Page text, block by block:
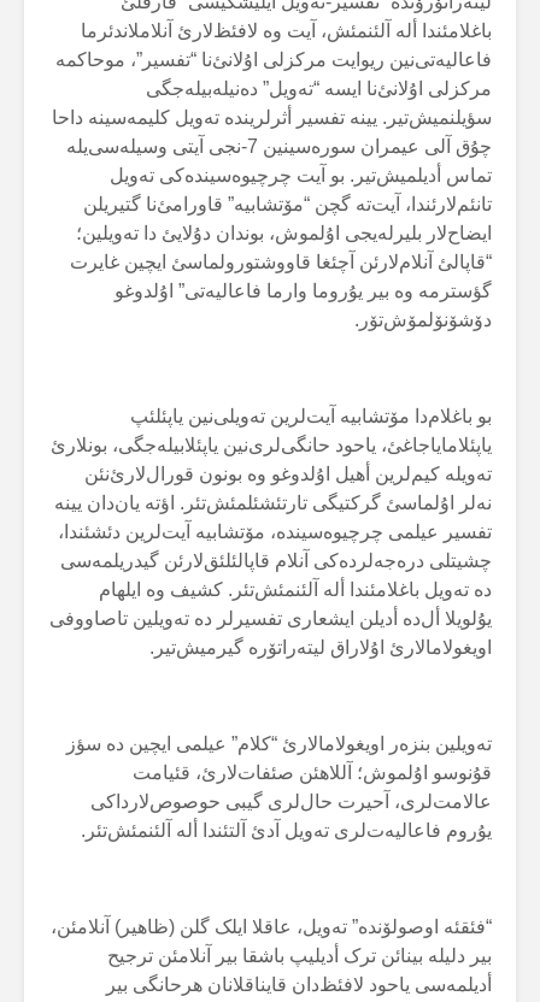
باغلامئندا ألە آلئنمئش، آیت وە لافئظ‌لارئ آنلاملاندئرما
فاعالیەتی‌نین ریوایت مرکزلی اۇلانئ‌نا “تفسیر”، موحاکمە
مرکزلی اۇلانئ‌نا ایسە “تەویل” دەنیلەبیلەجگی
سؤیلنمیش‌تیر. یینە تفسیر أثرلریندە تەویل کلیمەسینە داحا
چۇق آلی عیمران سورەسینین 7-نجی آیتی وسیلەسی‌یلە
تماس أدیلمیش‌تیر. بو آیت چرچیوەسیندەکی تەویل
تانئم‌لارئندا، آیت‌تە گچن “مۆتشابیە” قاورامئ‌نا گتیریلن
ایضاح‌لار بلیرلەیجی اۇلموش، بوندان دۇلایئ دا تەویلین؛
“قاپالئ آنلام‌لارئن آچئغا قاووشتورولماسئ ایچین غایرت
گؤسترمە وە بیر یۇروما وارما فاعالیەتی” اۇلدوغو
دۆشۆنۆلمۆش‌تۆر.
بو باغلام‌دا مۆتشابیە آیت‌لرین تەویلی‌نین یاپئلئپ
یاپئلامایاجاغئ، یاحود حانگی‌لری‌نین یاپئلابیلەجگی، بونلارئ
تەویلە کیم‌لرین أهیل اۇلدوغو وە بونون قورال‌لارئ‌نئن
نەلر اۇلماسئ گرکتیگی تارتئشئلمئش‌تئر. اؤتە یان‌دان یینە
تفسیر عیلمی چرچیوەسیندە، مۆتشابیە آیت‌لرین دئشئندا،
چشیتلی درەجەلردەکی آنلام قاپالئلئق‌لارئن گیدریلمەسی
دە تەویل باغلامئندا ألە آلئنمئش‌تئر. کشیف وە ایلهام
یۇلویلا أل‌دە أدیلن ایشعاری تفسیرلر دە تەویلین تاصاووفی
اویغولامالارئ اۇلاراق لیتەراتۆرە گیرمیش‌تیر.
تەویلین بنزەر اویغولامالارئ “کلام” عیلمی ایچین دە سؤز
قۇنوسو اۇلموش؛ آللاهئن صئفات‌لارئ، قئیامت
عالامت‌لری، آحیرت حال‌لری گیبی حوصوص‌لارداکی
یۇروم فاعالیەت‌لری تەویل آدئ آلتئندا ألە آلئنمئش‌تئر.
“فئقئە اوصولۆندە” تەویل، عاقلا ایلک گلن (ظاهیر) آنلامئن،
بیر دلیلە بینائن ترک أدیلیپ باشقا بیر آنلامئن ترجیح
أدیلمەسی یاحود لافئظ‌دان قایناقلانان هرحانگی بیر